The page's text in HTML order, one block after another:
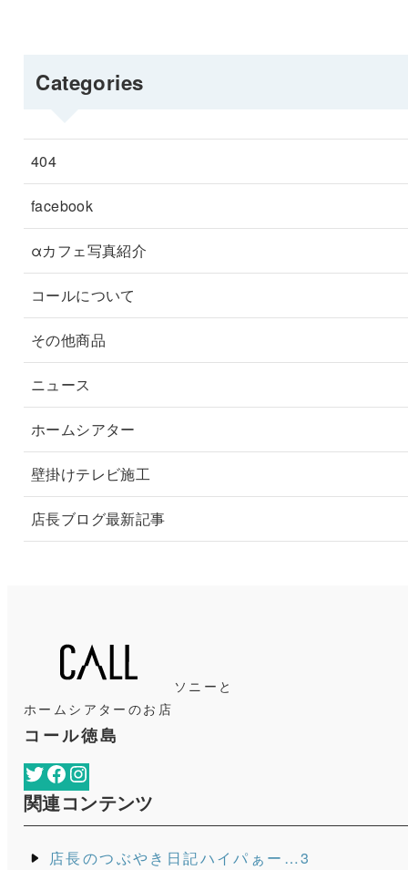
Categories
404
facebook
αカフェ写真紹介
コールについて
その他商品
ニュース
ホームシアター
壁掛けテレビ施工
店長ブログ最新記事
ソニーと
ホームシアターのお店
コール徳島
TwitterFacebook
関連コンテンツ
店長のつぶやき日記ハイパぁー…3